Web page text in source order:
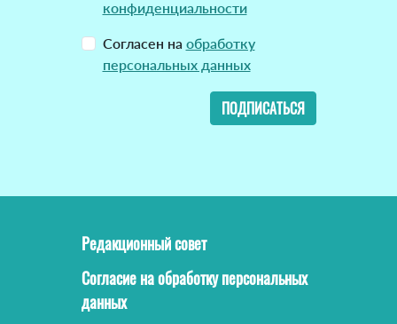
конфиденциальности
Согласен на обработку
персональных данных
ПОДПИСАТЬСЯ
Редакционный совет
Согласие на обработку персональных
данных